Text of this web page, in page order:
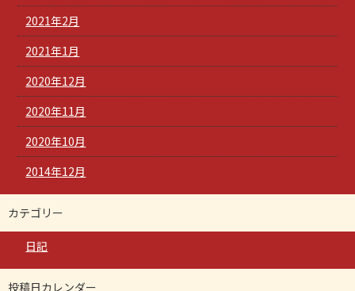
2021年2月
2021年1月
2020年12月
2020年11月
2020年10月
2014年12月
カテゴリー
日記
投稿日カレンダー